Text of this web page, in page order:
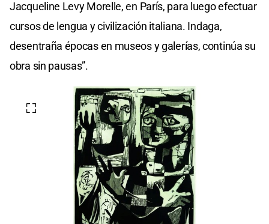
Jacqueline Levy Morelle, en París, para luego efectuar
cursos de lengua y civilización italiana. Indaga,
desentraña épocas en museos y galerías, continúa su
obra sin pausas”.